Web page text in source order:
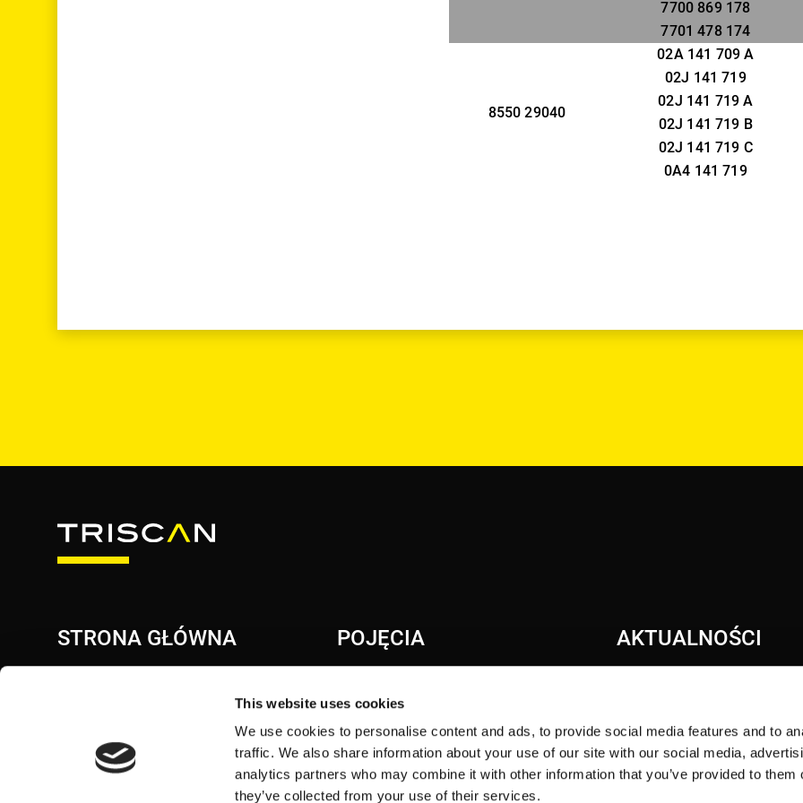
This website uses cookies
We use cookies to personalise content and ads, to provide social media features and to
traffic. We also share information about your use of our site with our social media,
analytics partners who may combine it with other information that you’ve provided to them
they’ve collected from your use of their services.
7700 869 178
7701 478 174
8550 29040
02A 141 709 A
02J 141 719
02J 141 719 A
02J 141 719 B
02J 141 719 C
0A4 141 719
STRONA GŁÓWNA POJĘCIA
WEWNĘTRZNE CENTRUM TESTOWE
SMARTREP.INFO
TRISYS / TRICON
AKTUALNOŚCI